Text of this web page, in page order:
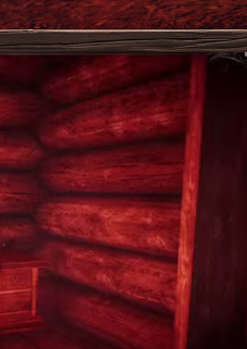
are familiar with the